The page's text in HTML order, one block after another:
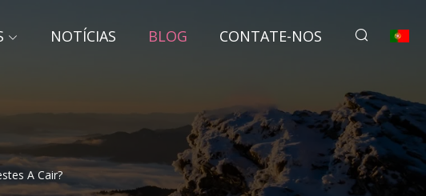
NOTÍCIAS BLOG CONTATE-NOS
A Cair?